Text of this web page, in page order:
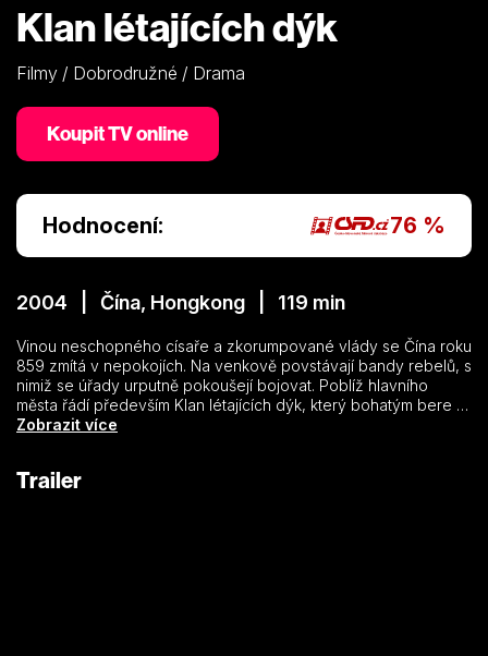
Klan létajících dýk
Filmy / Dobrodružné / Drama
Koupit TV online
Hodnocení: 76 %
2004 | Čína, Hongkong | 119 min
Vinou neschopného císaře a zkorumpované vlády se Čína roku
859 zmítá v nepokojích. Na venkově povstávají bandy rebelů, s
nimiž se úřady urputně pokoušejí bojovat. Poblíž hlavního
města řádí především Klan létajících dýk, který bohatým bere a
chudým dává. Kapitán Liou a jeho kolega Ťin se chtějí dostat na
zatčena, a když je v jejím pokoji nalezena sada vrhacích dýk,
Zobrazit více
Trailer